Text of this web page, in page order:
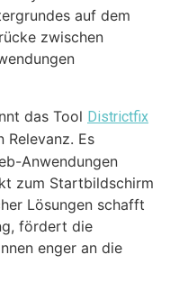
auf dem
zwischen
das Tool Districtfix
Relevanz. Es
Anwendungen
zum Startbildschirm
Lösungen schafft
fördert die
enger an die